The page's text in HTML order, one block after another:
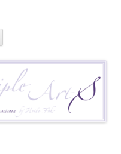
Springe
Inhalt